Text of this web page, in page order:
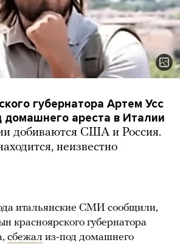
губернатора Артем Усс
домашнего ареста в Италии
добиваются США и Россия.
неизвестно
итальянские СМИ сообщили,
красноярского губернатора
сбежал из-под домашнего